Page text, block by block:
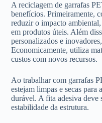
A reciclagem de garrafas
benefícios. Primeiramente,
reduzir o impacto
em produtos úteis. Além
personalizados e
Economicamente, utiliza
custos com novos recursos.
Ao trabalhar com garrafas
estejam limpas e secas para
durável. A fita adesiva deve
estabilidade da estrutura.